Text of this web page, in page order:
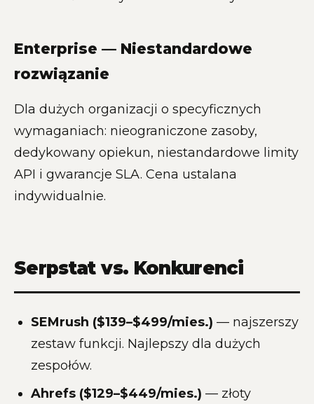
Enterprise — Niestandardowe
rozwiązanie
Dla dużych organizacji o specyficznych
wymaganiach: nieograniczone zasoby,
dedykowany opiekun, niestandardowe limity
API i gwarancje SLA. Cena ustalana
indywidualnie.
Serpstat vs. Konkurenci
SEMrush ($139–$499/mies.) — najszerszy
zestaw funkcji. Najlepszy dla dużych
zespołów.
Ahrefs ($129–$449/mies.) — złoty